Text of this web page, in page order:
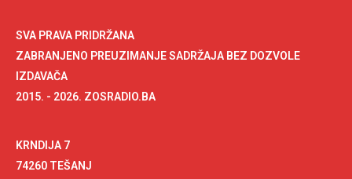
SVA PRAVA PRIDRŽANA
ZABRANJENO PREUZIMANJE SADRŽAJA BEZ DOZVOLE
IZDAVAČA
2015. - 2026. ZOSRADIO.BA
KRNDIJA 7
74260 TEŠANJ